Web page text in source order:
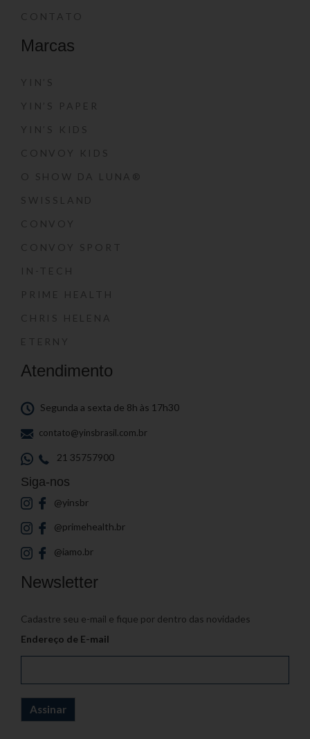
CONTATO
Marcas
YIN’S
YIN’S PAPER
YIN’S KIDS
CONVOY KIDS
O SHOW DA LUNA®
SWISSLAND
CONVOY
CONVOY SPORT
IN-TECH
PRIME HEALTH
CHRIS HELENA
ETERNY
Atendimento
Segunda a sexta de 8h às 17h30
contato@yinsbrasil.com.br
21 35757900
Siga-nos
@yinsbr
@primehealth.br
@iamo.br
Newsletter
Cadastre seu e-mail e fique por dentro das novidades
Endereço de E-mail